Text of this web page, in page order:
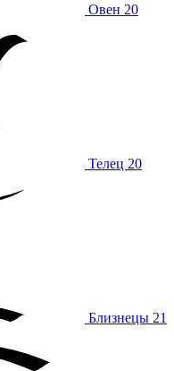
Овен 20
Телец 20
Близнецы 21